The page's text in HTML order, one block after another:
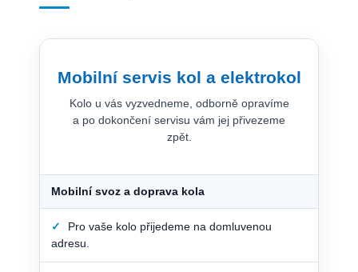
Mobilní servis kol a elektrokol
Kolo u vás vyzvedneme, odborně opravíme
a po dokončení servisu vám jej přivezeme
zpět.
Mobilní svoz a doprava kola
✓
Pro vaše kolo přijedeme na domluvenou
adresu.